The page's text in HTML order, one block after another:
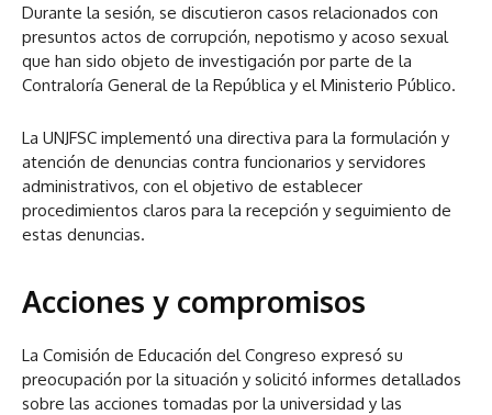
Durante la sesión, se discutieron casos relacionados con
presuntos actos de corrupción, nepotismo y acoso sexual
que han sido objeto de investigación por parte de la
Contraloría General de la República y el Ministerio Público.
La UNJFSC implementó una directiva para la formulación y
atención de denuncias contra funcionarios y servidores
administrativos, con el objetivo de establecer
procedimientos claros para la recepción y seguimiento de
estas denuncias.
Acciones y compromisos
La Comisión de Educación del Congreso expresó su
preocupación por la situación y solicitó informes detallados
sobre las acciones tomadas por la universidad y las